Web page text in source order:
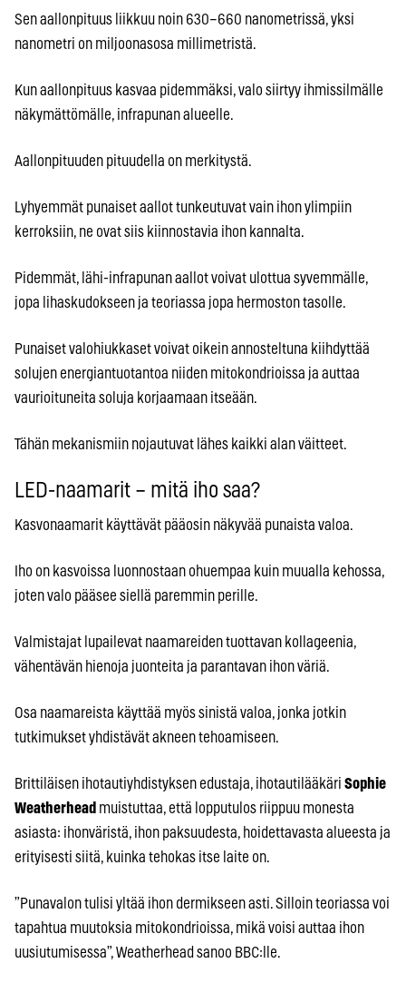
Sen aallonpituus liikkuu noin 630–660 nanometrissä, yksi
nanometri on miljoonasosa millimetristä.
Kun aallonpituus kasvaa pidemmäksi, valo siirtyy ihmissilmälle
näkymättömälle, infrapunan alueelle.
Aallonpituuden pituudella on merkitystä.
Lyhyemmät punaiset aallot tunkeutuvat vain ihon ylimpiin
kerroksiin, ne ovat siis kiinnostavia ihon kannalta.
Pidemmät, lähi-infrapunan aallot voivat ulottua syvemmälle,
jopa lihaskudokseen ja teoriassa jopa hermoston tasolle.
Punaiset valohiukkaset voivat oikein annosteltuna kiihdyttää
solujen energiantuotantoa niiden mitokondrioissa ja auttaa
vaurioituneita soluja korjaamaan itseään.
Tähän mekanismiin nojautuvat lähes kaikki alan väitteet.
LED-naamarit – mitä iho saa?
Kasvonaamarit käyttävät pääosin näkyvää punaista valoa.
Iho on kasvoissa luonnostaan ohuempaa kuin muualla kehossa,
joten valo pääsee siellä paremmin perille.
Valmistajat lupailevat naamareiden tuottavan kollageenia,
vähentävän hienoja juonteita ja parantavan ihon väriä.
Osa naamareista käyttää myös sinistä valoa, jonka jotkin
tutkimukset yhdistävät akneen tehoamiseen.
Brittiläisen ihotautiyhdistyksen edustaja, ihotautilääkäri Sophie
Weatherhead muistuttaa, että lopputulos riippuu monesta
asiasta: ihonväristä, ihon paksuudesta, hoidettavasta alueesta ja
erityisesti siitä, kuinka tehokas itse laite on.
”Punavalon tulisi yltää ihon dermikseen asti. Silloin teoriassa voi
tapahtua muutoksia mitokondrioissa, mikä voisi auttaa ihon
uusiutumisessa”, Weatherhead sanoo BBC:lle.